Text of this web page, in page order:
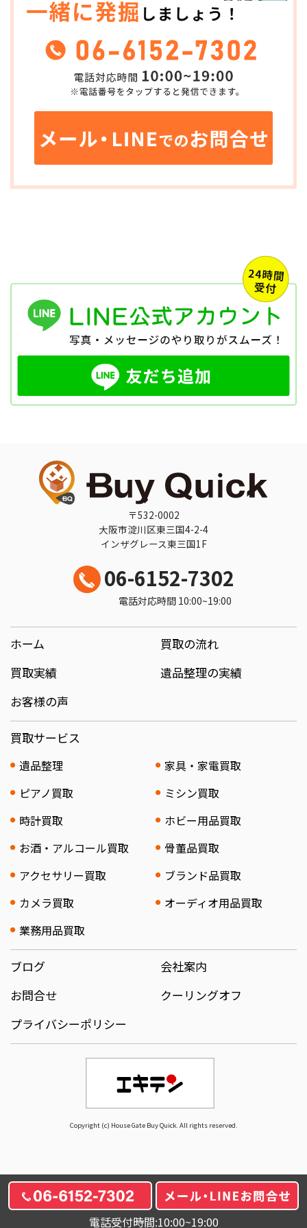
電話受付時間:10:00~19:00
〒532-0002
大阪市淀川区東三国4-2-4
インザグレース東三国1F
06-6152-7302
電話対応時間 10:00~19:00
ホーム
買取の流れ
買取実績
遺品整理の実績
お客様の声
買取サービス
遺品整理
家具・家電買取
ピアノ買取
ミシン買取
時計買取
ホビー用品買取
お酒・アルコール買取
骨董品買取
アクセサリー買取
ブランド品買取
カメラ買取
オーディオ用品買取
業務用品買取
ブログ
会社案内
お問合せ
クーリングオフ
プライバシーポリシー
Copyright (c) House Gate Buy Quick. All rights reserved.